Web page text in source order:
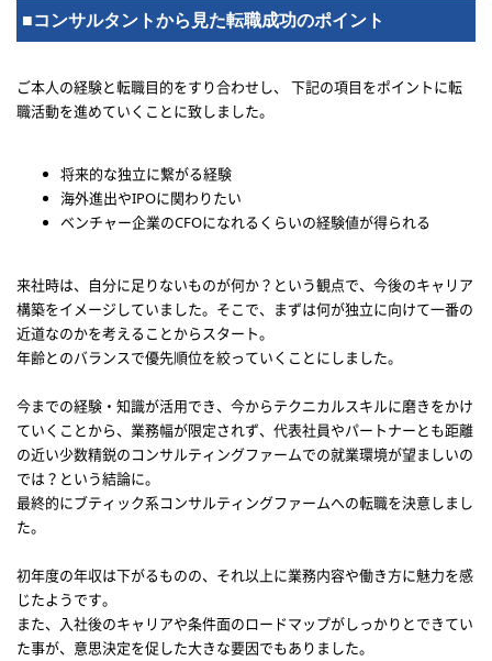
■コンサルタントから見た転職成功のポイント
ご本人の経験と転職目的をすり合わせし、 下記の項目をポイントに転
職活動を進めていくことに致しました。
将来的な独立に繋がる経験
海外進出やIPOに関わりたい
ベンチャー企業のCFOになれるくらいの経験値が得られる
来社時は、自分に足りないものが何か？という観点で、今後のキャリア
構築をイメージしていました。そこで、まずは何が独立に向けて一番の
近道なのかを考えることからスタート。
年齢とのバランスで優先順位を絞っていくことにしました。
今までの経験・知識が活用でき、今からテクニカルスキルに磨きをかけ
ていくことから、業務幅が限定されず、代表社員やパートナーとも距離
の近い少数精鋭のコンサルティングファームでの就業環境が望ましいの
では？という結論に。
最終的にブティック系コンサルティングファームへの転職を決意しまし
た。
初年度の年収は下がるものの、それ以上に業務内容や働き方に魅力を感
じたようです。
また、入社後のキャリアや条件面のロードマップがしっかりとできてい
た事が、意思決定を促した大きな要因でもありました。